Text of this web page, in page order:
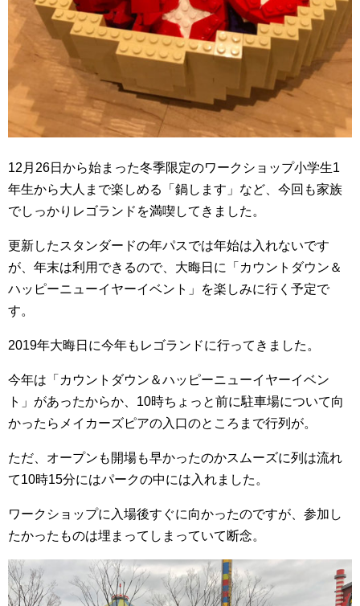
12月26日から始まった冬季限定のワークショップ小学生1
年生から大人まで楽しめる「鍋します」など、今回も家族
でしっかりレゴランドを満喫してきました。
更新したスタンダードの年パスでは年始は入れないです
が、年末は利用できるので、大晦日に「カウントダウン＆
ハッピーニューイヤーイベント」を楽しみに行く予定で
す。
2019年大晦日に今年もレゴランドに行ってきました。
今年は「カウントダウン＆ハッピーニューイヤーイベン
ト」があったからか、10時ちょっと前に駐車場について向
かったらメイカーズピアの入口のところまで行列が。
ただ、オープンも開場も早かったのかスムーズに列は流れ
て10時15分にはパークの中には入れました。
ワークショップに入場後すぐに向かったのですが、参加し
たかったものは埋まってしまっていて断念。